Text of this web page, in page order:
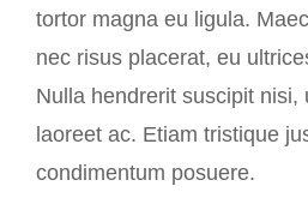
tortor magna eu ligula.
nec risus placerat, eu
Nulla hendrerit suscipit nisi,
laoreet ac. Etiam tristique
condimentum posuere.